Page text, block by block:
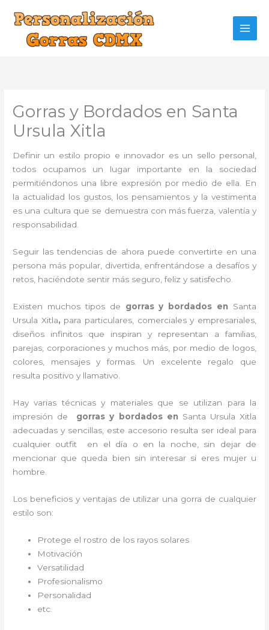
contenido
Gorras y Bordados en Santa
Ursula Xitla
Definir un estilo propio e innovador es un sello personal,
todos ocupamos un lugar importante en la sociedad
permitiéndonos una libre expresión por medio de ella. En
la actualidad los gustos, los pensamientos y la vestimenta
es una cultura que se demuestra con más fuerza, valentía y
responsabilidad.
Seguir las tendencias de ahora puede convertirte en una
persona más popular, divertida, enfrentándose a desafíos y
retos, haciéndote sentir más seguro, feliz y satisfecho.
Existen muchos tipos de gorras y bordados en Santa
Ursula Xitla, para particulares, comerciales y empresariales,
diseños infinitos que inspiran y representan a familias,
parejas, corporaciones y muchos más, por medio de logos,
colores, mensajes y formas. Un excelente regalo que
resulta positivo y llamativo.
Hay varias técnicas y materiales que se utilizan para la
impresión de gorras y bordadosen Santa Ursula Xitla
adecuadas y sencillas, este accesorio resulta ser ideal para
cualquier outfit en el día o en la noche, sin dejar de
mencionar que queda bien sin interesar si eres mujer u
hombre.
Los beneficios y ventajas de utilizar una gorra de cualquier
estilo son:
Protege el rostro de los rayos solares
Motivación
Versatilidad
Profesionalismo
Personalidad
etc.